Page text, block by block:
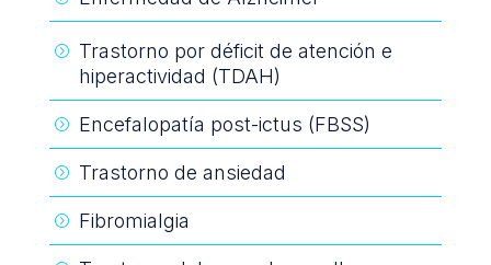
=
Trastorno por déficit de atención e
hiperactividad (TDAH)
= Encefalopatía post-ictus (FBSS)
= Trastorno de ansiedad
= Fibromialgia